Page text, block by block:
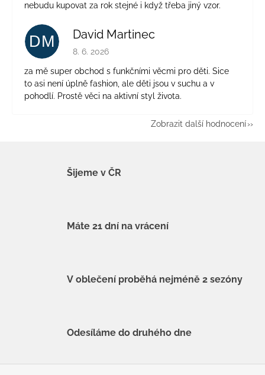
nebudu kupovat za rok stejné i když třeba jiný vzor.
DM David Martinec
Hodnocení obchodu je 5 z 5 hvězdiček.
8. 6. 2026
za mě super obchod s funkčními věcmi pro děti. Sice
to asi není úplně fashion, ale děti jsou v suchu a v
pohodlí. Prostě věci na aktivní styl života.
Zobrazit další hodnocení
Šijeme v ČR
Máte 21 dní na vrácení
V oblečení proběhá nejméně 2 sezóny
Odesíláme do druhého dne